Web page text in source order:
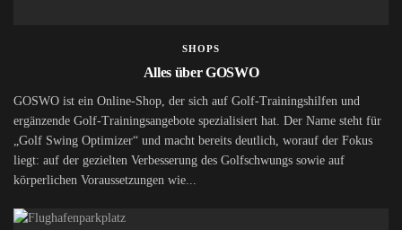
SHOPS
Alles über GOSWO
GOSWO ist ein Online-Shop, der sich auf Golf-Trainingshilfen und
ergänzende Golf-Trainingsangebote spezialisiert hat. Der Name steht für
„Golf Swing Optimizer“ und macht bereits deutlich, worauf der Fokus
liegt: auf der gezielten Verbesserung des Golfschwungs sowie auf
körperlichen Voraussetzungen wie...